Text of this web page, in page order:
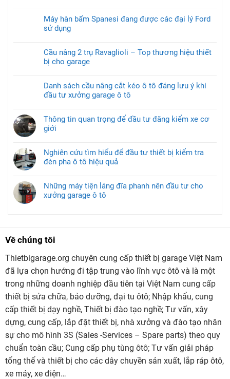
Máy hàn bấm Spanesi đang được các đại lý Ford
sử dụng
Cầu nâng 2 trụ Ravaglioli – Top thương hiệu thiết
bị cho garage
Danh sách cầu nâng cắt kéo ô tô đáng lưu ý khi
đầu tư xưởng garage ô tô
Thông tin quan trọng để đầu tư đăng kiểm xe cơ
giới
Nghiên cứu tìm hiểu để đầu tư thiết bị kiểm tra
đèn pha ô tô hiệu quả
Những máy tiện láng đĩa phanh nên đầu tư cho
xưởng garage ô tô
Về chúng tôi
Thietbigarage.org chuyên cung cấp thiết bị garage Việt Nam
đã lựa chọn hướng đi tập trung vào lĩnh vực ôtô và là một
trong những doanh nghiệp đầu tiên tại Việt Nam cung cấp
thiết bị sửa chữa, bảo dưỡng, đại tu ôtô; Nhập khẩu, cung
cấp thiết bị dạy nghề, Thiết bị đào tạo nghề; Tư vấn, xây
dựng, cung cấp, lắp đặt thiết bị, nhà xưởng và đào tạo nhân
sự cho mô hình 3S (Sales -Services – Spare parts) theo quy
chuẩn toàn cầu; Cung cấp phụ tùng ôtô; Tư vấn giải pháp
tổng thể và thiết bị cho các dây chuyền sản xuất, lắp ráp ôtô,
xe máy, xe điện…